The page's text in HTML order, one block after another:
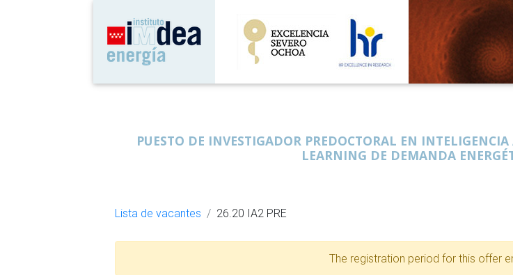
PUESTO DE INVESTIGADOR PREDOCTORAL EN
LEARNING DE DEMANDA
Lista de vacantes 26.20 IA2 PRE
The registration period for this offer